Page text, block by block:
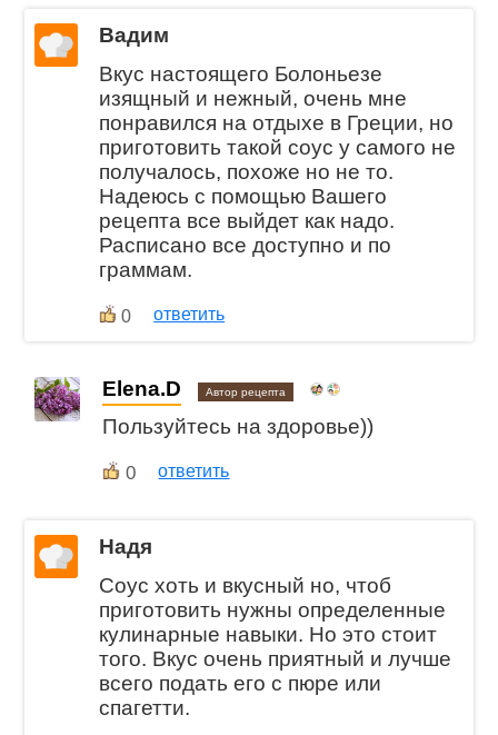
Вадим
Вкус настоящего Болоньезе
изящный и нежный, очень мне
понравился на отдыхе в Греции, но
приготовить такой соус у самого не
получалось, похоже но не то.
Надеюсь с помощью Вашего
рецепта все выйдет как надо.
Расписано все доступно и по
граммам.
0 ответить
Elena.D Автор рецепта
Пользуйтесь на здоровье))
0 ответить
Надя
Соус хоть и вкусный но, чтоб
приготовить нужны определенные
кулинарные навыки. Но это стоит
того. Вкус очень приятный и лучше
всего подать его с пюре или
спагетти.